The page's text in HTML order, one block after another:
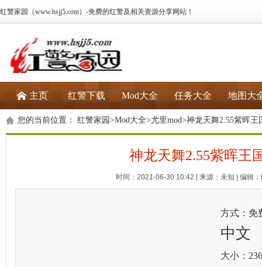
红警家园（www.hsjj5.com）-免费的红警及相关资源分享网站！
主页 红警下载 Mod大全 任务大全 地图大
您的当前位置： 红警家园 >Mod大全>尤里mod>神龙天舞2.55紫晖王
神龙天舞2.55紫晖王
时间：2021-06-30 10:42 | 来源：未知 | 编辑
方式：免
中文
大小：